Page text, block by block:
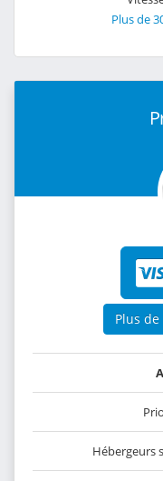
Plus de
Plus
Hébergeurs